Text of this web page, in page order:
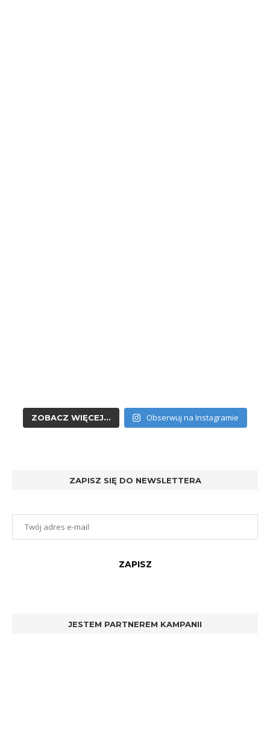
ZOBACZ WIĘCEJ... Obserwuj na Instagramie
ZAPISZ SIĘ DO NEWSLETTERA
JESTEM PARTNEREM KAMPANII